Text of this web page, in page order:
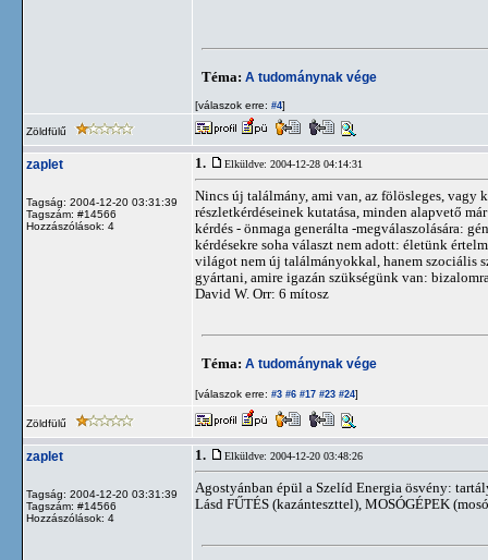
Téma: A tudománynak vége
[válaszok erre: #4]
Zöldfülű
zaplet
Tagság: 2004-12-20 03:31:39
Tagszám: #14566
Hozzászólások: 4
1. Elküldve: 2004-12-28 04:14:31
Nincs új találmány, ami van, az fölösleges, vagy
részletkérdéseinek kutatása, minden alapvető
kérdés - önmaga generálta -megválaszolására:
kérdésekre soha választ nem adott: életünk
világot nem új találmányokkal, hanem szociális
gyártani, amire igazán szükségünk van:
David W. Orr: 6 mítosz
Téma: A tudománynak vége
[válaszok erre: #3 #6 #17 #23 #24]
Zöldfülű
zaplet
Tagság: 2004-12-20 03:31:39
Tagszám: #14566
Hozzászólások: 4
1. Elküldve: 2004-12-20 03:48:26
Agostyánban épül a Szelíd Energia ösvény:
Lásd FŰTÉS (kazánteszttel), MOSÓGÉPEK